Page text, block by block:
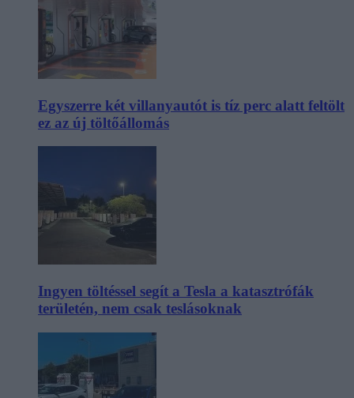
Egyszerre két villanyautót is tíz perc alatt feltölt
ez az új töltőállomás
Ingyen töltéssel segít a Tesla a katasztrófák
területén, nem csak teslásoknak